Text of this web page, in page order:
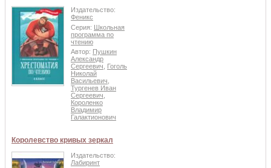
Издательство:
Феникс
Серия: Школьная
программа по
чтению
Автор: Пушкин
Александр
Сергеевич
Гоголь
Николай
Васильевич
Тургенев Иван
Сергеевич
Короленко
Владимир
Галактионович
Королевство кривых зеркал
Издательство:
Лабиринт